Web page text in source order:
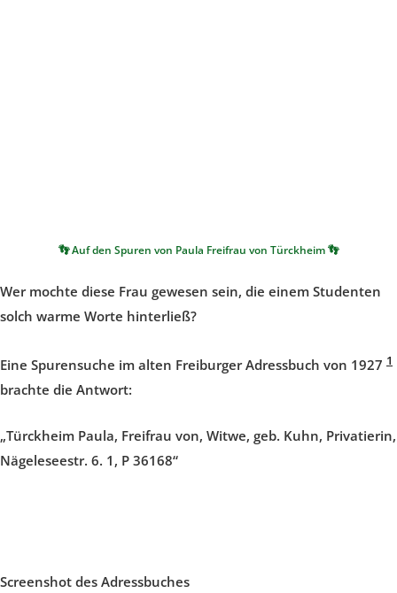
👣 Auf den Spuren von Paula Freifrau von Türckheim 👣
Wer mochte diese Frau gewesen sein, die einem Studenten
solch warme Worte hinterließ?
Eine Spurensuche im alten Freiburger Adressbuch von 1927 1
brachte die Antwort:
„Türckheim Paula, Freifrau von, Witwe, geb. Kuhn, Privatierin,
Nägeleseestr. 6. 1, P 36168“
Screenshot des Adressbuches